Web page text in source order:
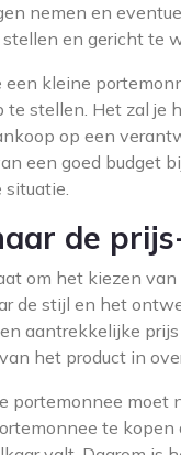
nemen en
en gericht te
een kleine
te stellen. Het zal je
op een
een goed budget
situatie.
de
om het kiezen
de stijl en het
aantrekkelijke
het product in
portemonnee moet
te